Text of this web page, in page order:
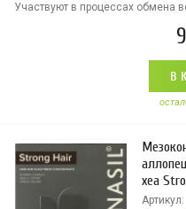
Участвуют в процессах обмена
В
хеа
Артикул: